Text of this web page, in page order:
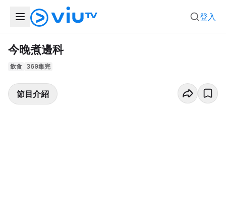
登入
今晚煮邊科
飲食 369集完
節目介紹